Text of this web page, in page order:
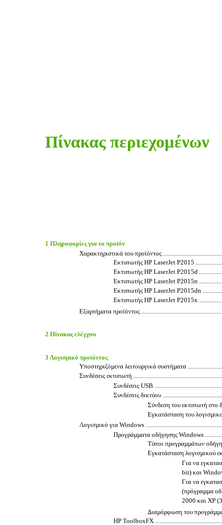
Πίνακας περιεχοµένων
1 Πληροφορίες για το προϊόν
Χαρακτηριστικά του προϊόντος
Εκτυπωτής HP LaserJet P2015
Εκτυπωτής HP LaserJet P2015d
Εκτυπωτής HP LaserJet P2015n
Εκτυπωτής HP LaserJet P2015dn
Εκτυπωτής HP LaserJet P2015x
Εξαρτήµατα προϊόντος
2 Πίνακας ελέγχου
3 Λογισµικό προϊόντος
Υποστηριζόµενα λειτουργικά συστήµατα
Συνδέσεις εκτυπωτή
Συνδέσεις USB
Συνδέσεις δικτύου
Σύνδεση του εκτυπωτή στο
Εγκατάσταση του
Λογισµικό για Windows
Προγράµµατα οδήγησης Windows
Τύποι προγραµµάτων
Εγκατάσταση λογισµικού
Για να
bit) και
Για να
(πρόγραµµα
2000 και XP
∆ιαµόρφωση του
HP ToolboxFX